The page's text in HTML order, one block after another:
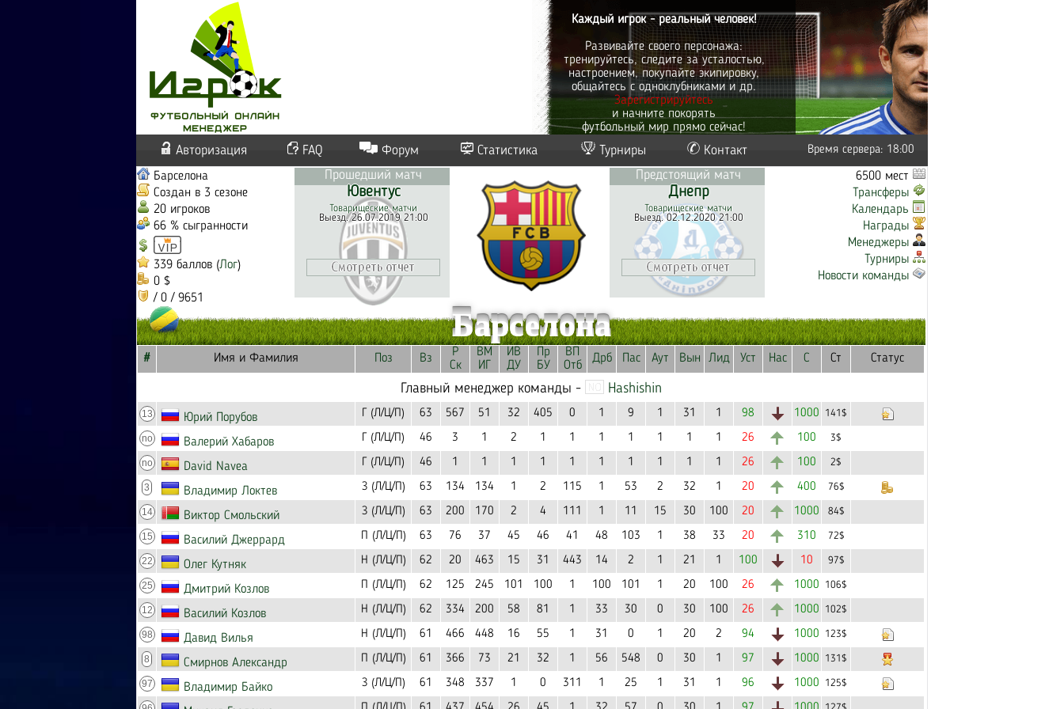
Каждый игрок - реальный человек!
Развивайте своего персонажа:
тренируйтесь, следите за усталостью,
настроением, покупайте экипировку,
общайтесь с одноклубниками и др.
Зарегистрируйтесь
и начните покорять
футбольный мир прямо сейчас!
Авторизация FAQ Форум Статистика Турниры Контакт Время сервера: 18:00
Барселона
Создан в 3 сезоне
20 игроков
66 % сыгранности
339 баллов (Лог)
0 $
/ 0 / 9651
Прошедший матч
Ювентус
Товарищеские матчи
Выезд. 26.07.2019 21:00
Предстоящий матч
Днепр
Товарищеские матчи
Выезд. 02.12.2020 21:00
6500 мест
Трансферы
Календарь
Награды
Менеджеры
Турниры
Новости команды
Барселона
# Имя и Фамилия Поз Вз
Р
Ск
ВМ
ИГ
ИВ
ДУ
Пр
БУ
ВП
Отб
Дрб Пас Аут Вын Лид Уст Нас С Ст Статус
Главный менеджер команды - Hashishin
13 Юрий Порубов Г (Л/Ц/П) 63 567 51 32 405 0 1 9 1 31 1 98 1000 141$
no Валерий Хабаров Г (Л/Ц/П) 46 3 1 2 1 1 1 1 1 1 1 26 100 3$
no David Navea Г (Л/Ц/П) 46 1 1 1 1 1 1 1 1 1 1 26 100 2$
3 Владимир Локтев З (Л/Ц/П) 63 134 134 1 2 115 1 53 2 32 1 20 400 76$
14 Виктор Смольский З (Л/Ц/П) 63 200 170 2 4 111 1 11 15 30 100 20 1000 84$
15 Василий Джеррард П (Л/Ц/П) 63 76 37 45 46 41 48 103 1 38 33 20 310 72$
22 Олег Кутняк Н (Л/Ц/П) 62 20 463 15 31 443 14 2 1 21 1 100 10 97$
25 Дмитрий Козлов П (Л/Ц/П) 62 125 245 101 100 1 100 101 1 20 100 26 1000 106$
12 Василий Козлов Н (Л/Ц/П) 62 334 200 58 81 1 33 30 0 30 100 26 1000 102$
98 Давид Вилья Н (Л/Ц/П) 61 466 448 16 55 1 31 0 1 20 2 94 1000 123$
8 Смирнов Александр П (Л/Ц/П) 61 366 73 21 32 1 56 548 0 30 1 97 1000 131$
97 Владимир Байко З (Л/Ц/П) 61 348 337 1 0 311 1 25 1 31 1 96 1000 125$